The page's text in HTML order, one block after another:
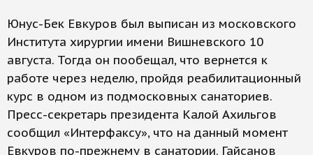
Юнус-Бек Евкуров был выписан из московского
Института хирургии имени Вишневского 10
августа. Тогда он пообещал, что вернется к
работе через неделю, пройдя реабилитационный
курс в одном из подмосковных санаториев.
Пресс-секретарь президента Калой Ахильгов
сообщил «Интерфаксу», что на данный момент
Евкуров по-прежнему в санатории. Гайсанов